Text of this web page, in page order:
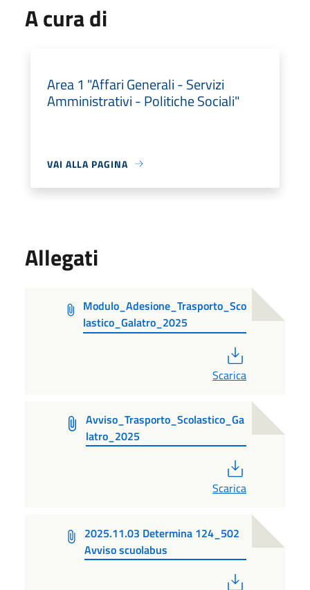
A cura di
Area 1 "Affari Generali - Servizi
Amministrativi - Politiche Sociali"
VAI ALLA PAGINA
Allegati
Modulo_Adesione_Trasporto_Sco
lastico_Galatro_2025
Scarica
Avviso_Trasporto_Scolastico_Ga
latro_2025
Scarica
2025.11.03 Determina 124_502
Avviso scuolabus